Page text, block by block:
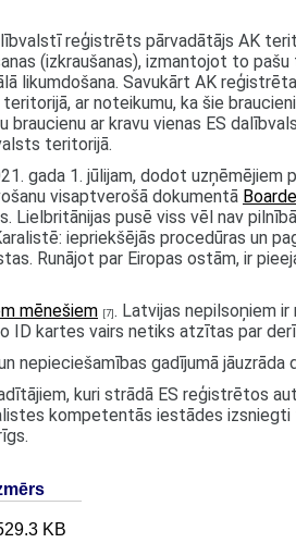
reģistrēts pārvadātājs AK
(izkraušanas), izmantojot to
likumdošana. Savukārt AK
ar noteikumu, ka šie
ar kravu vienas ES
teritorijā.
1. jūlijam, dodot uzņēmējiem
visaptverošā dokumentā
pusē viss vēl nav
iepriekšējās procedūras un
Runājot par Eiropas ostām, ir
mēnešiem [7] . Latvijas nepilsoņiem ir
kartes vairs netiks atzītas par
gadījumā jāuzrāda
kuri strādā ES reģistrētos
kompetentās iestādes
KB